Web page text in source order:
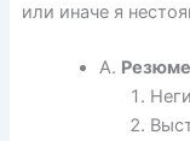
или иначе я
A. Резюме